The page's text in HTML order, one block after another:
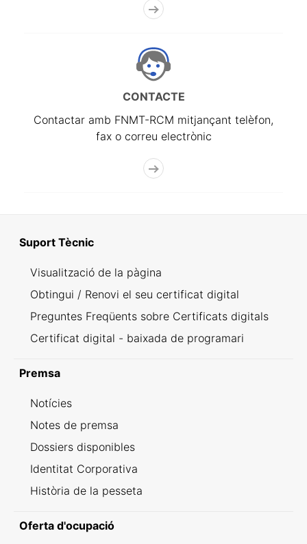
CONTACTE
Contactar amb FNMT-RCM mitjançant telèfon,
fax o correu electrònic
Suport Tècnic
Visualització de la pàgina
Obtingui / Renovi el seu certificat digital
Preguntes Freqüents sobre Certificats digitals
Certificat digital - baixada de programari
Premsa
Notícies
Notes de premsa
Dossiers disponibles
Identitat Corporativa
Història de la pesseta
Oferta d'ocupació